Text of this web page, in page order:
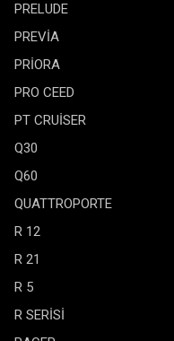
PRELUDE
PREVİA
PRİORA
PRO CEED
PT CRUİSER
Q30
Q60
QUATTROPORTE
R 12
R 21
R 5
R SERİSİ